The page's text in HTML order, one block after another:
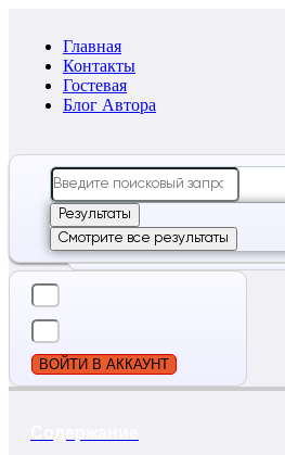
Главная
Контакты
Гостевая
Блог Автора
Search
...
Результаты
Смотрите все результаты
ВОЙТИ В АККАУНТ